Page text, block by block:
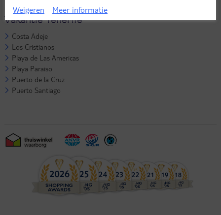
Vakantie Tenerife
Costa Adeje
Los Cristianos
Playa de Las Americas
Playa Paraiso
Puerto de la Cruz
Puerto Santiago
Weigeren Meer informatie